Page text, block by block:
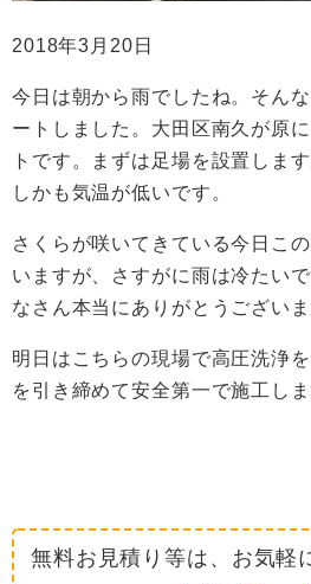
2018年3月20日
今日は朝から雨でしたね。そん
ートしました。大田区南久が原
トです。まずは足場を設置しま
しかも気温が低いです。
さくらが咲いてきている今日こ
いますが、さすがに雨は冷たい
なさん本当にありがとうござい
明日はこちらの現場で高圧洗浄
を引き締めて安全第一で施工しま
無料お見積り等は、お気軽